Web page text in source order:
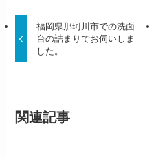
福岡県那珂川市での洗面
台の詰まりでお伺いしま
した。
関連記事